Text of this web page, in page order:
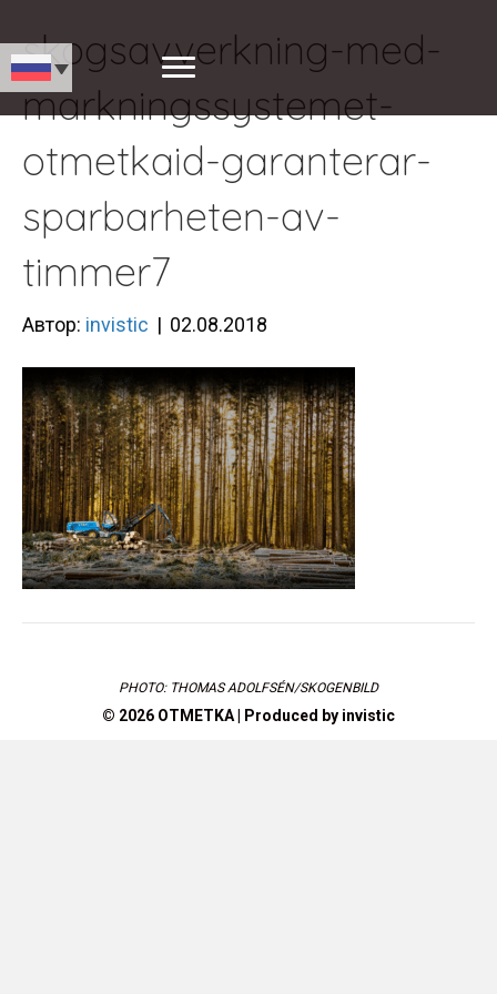
skogsavverkning-med-
markningssystemet-
otmetkaid-garanterar-
sparbarheten-av-
timmer7
Автор: invistic | 02.08.2018
PHOTO: THOMAS ADOLFSÉN/SKOGENBILD
© 2026 OTMETKA | Produced by invistic